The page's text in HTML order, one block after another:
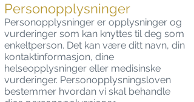
Personopplysninger
Personopplysninger er opplysninger og
vurderinger som kan knyttes til deg som
enkeltperson. Det kan være ditt navn, din
kontaktinformasjon, dine
helseopplysninger eller medisinske
vurderinger. Personopplysningsloven
bestemmer hvordan vi skal behandle